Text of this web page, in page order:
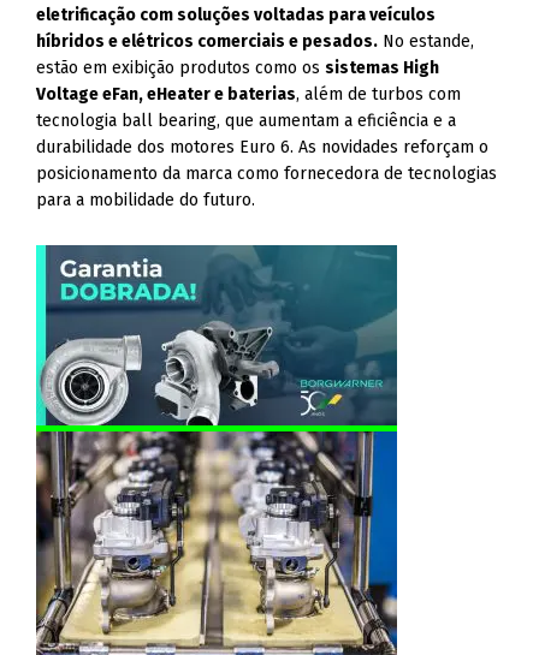
eletrificação com soluções voltadas para veículos
híbridos e elétricos comerciais e pesados. No estande,
estão em exibição produtos como ossistemas High
Voltage eFan, eHeater e baterias, além de turbos com
tecnologia ball bearing, que aumentam a eficiência e a
durabilidade dos motores Euro 6. As novidades reforçam o
posicionamento da marca como fornecedora de tecnologias
para a mobilidade do futuro.